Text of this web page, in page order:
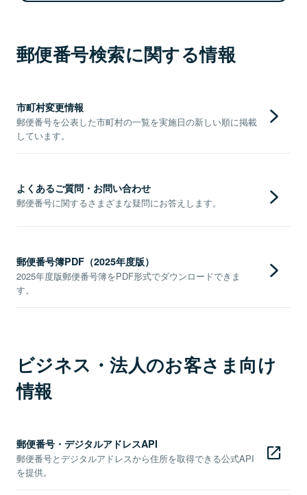
郵便番号検索に関する情報
市町村変更情報
郵便番号を公表した市町村の一覧を実施日の新しい順に掲載
しています。
よくあるご質問・お問い合わせ
郵便番号に関するさまざまな疑問にお答えします。
郵便番号簿PDF（2025年度版）
2025年度版郵便番号簿をPDF形式でダウンロードできま
す。
ビジネス・法人のお客さま向け
情報
郵便番号・デジタルアドレスAPI
郵便番号とデジタルアドレスから住所を取得できる公式API
を提供。